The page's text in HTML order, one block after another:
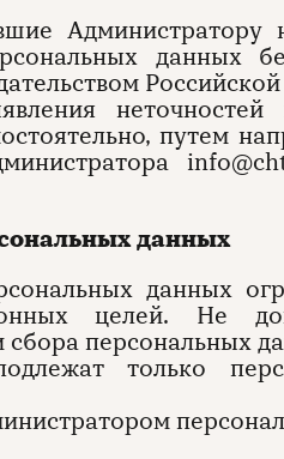
Администратору
данных
путем
данных
данных
целей. Не
сбора персональных
только